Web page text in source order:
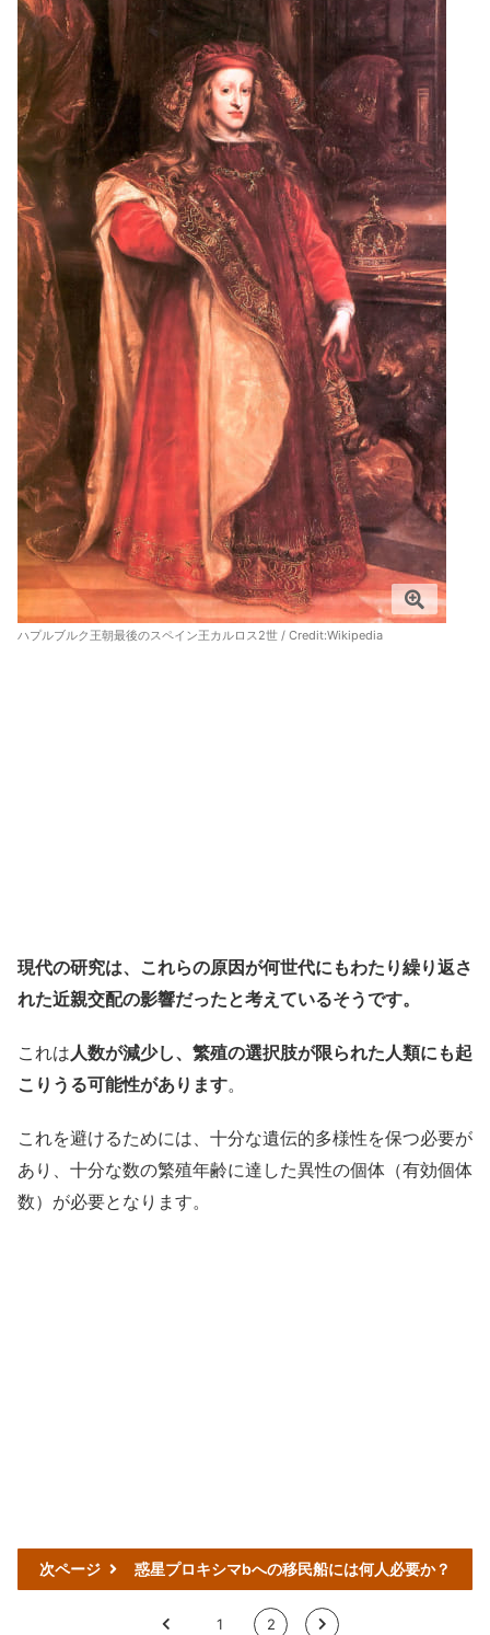
ハプルブルク王朝最後のスペイン王カルロス2世 / Credit:Wikipedia
現代の研究は、これらの原因が何世代にもわたり繰り返さ
れた近親交配の影響だったと考えているそうです。
これは 人数が減少し、繁殖の選択肢が限られた人類にも起
こりうる可能性があります。
これを避けるためには、十分な遺伝的多様性を保つ必要が
あり、十分な数の繁殖年齢に達した異性の個体（有効個体
数）が必要となります。
次ページ 惑星プロキシマbへの移民船には何人必要か？
< 1 2 >